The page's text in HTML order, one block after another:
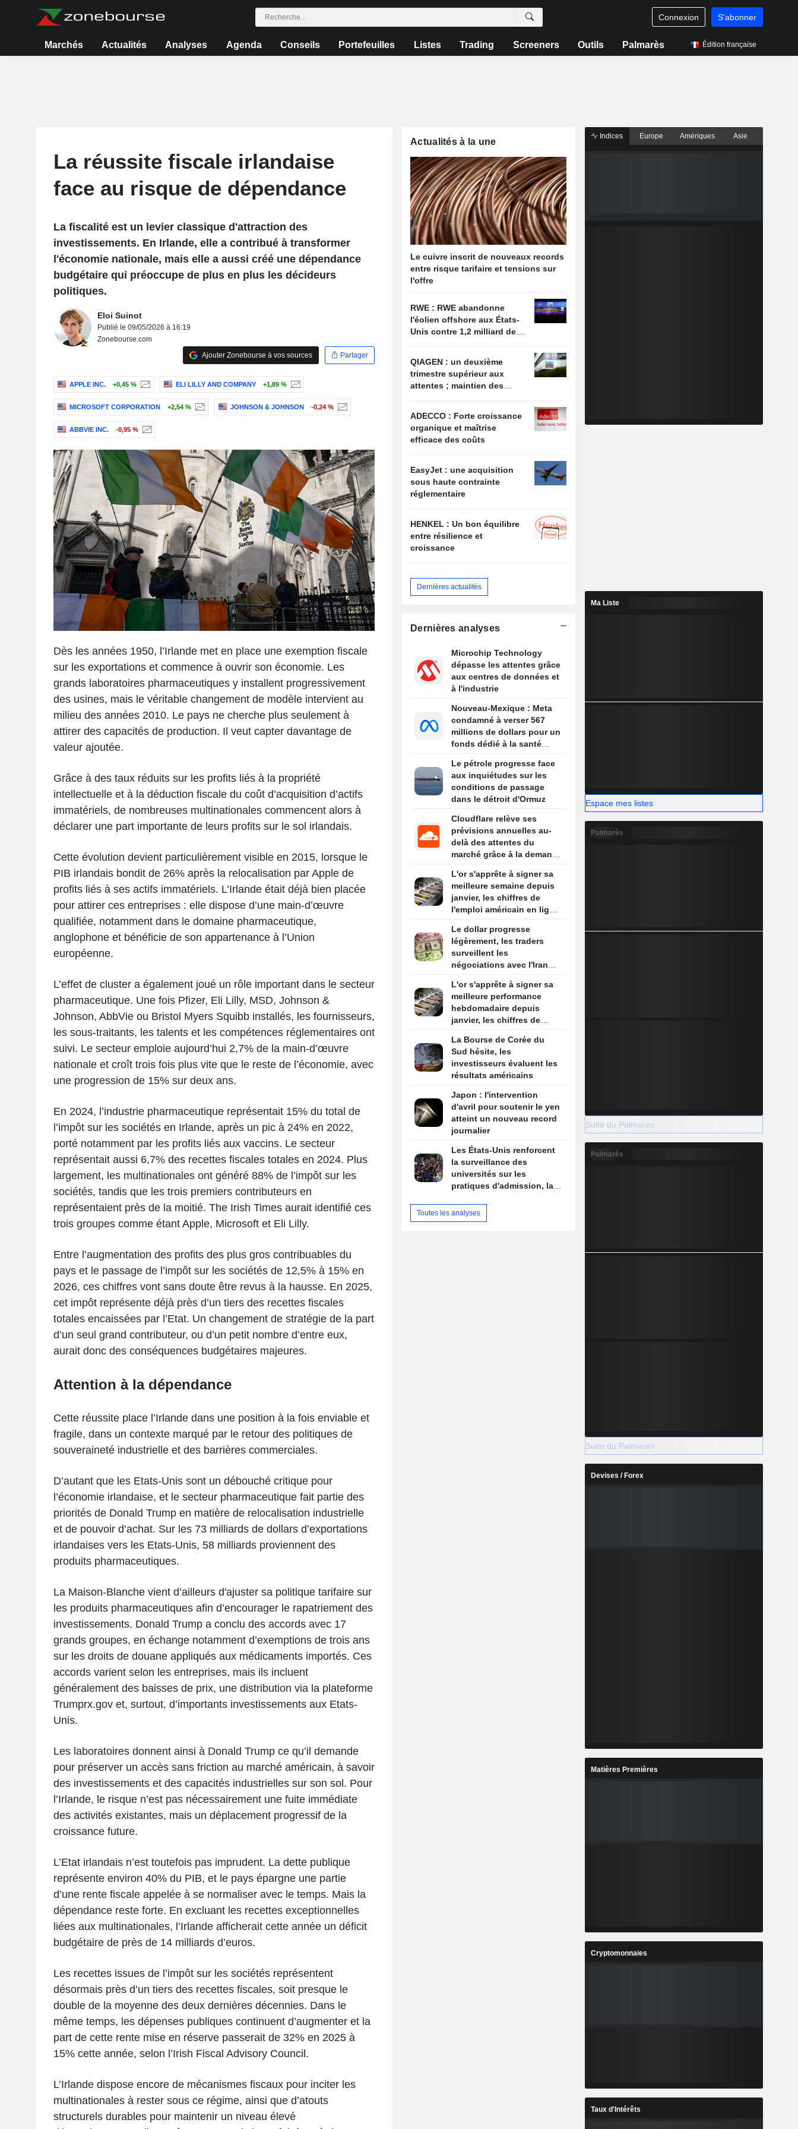
Connexion S'abonner
Marchés Actualités Analyses Agenda Conseils Portefeuilles Listes Trading Screeners Outils Palmarès Édition française
La réussite fiscale irlandaise
face au risque de dépendance
La fiscalité est un levier classique d'attraction des
investissements. En Irlande, elle a contribué à transformer
l'économie nationale, mais elle a aussi créé une dépendance
budgétaire qui préoccupe de plus en plus les décideurs
politiques.
Eloi Suinot
Publié le 09/05/2026 à 16:19
Zonebourse.com
Ajouter Zonebourse à vos sources
Partager
APPLE INC. +0,45 % ELI LILLY AND COMPANY +1,89 %
MICROSOFT CORPORATION +2,54 % JOHNSON & JOHNSON -0,24 %
ABBVIE INC. -0,95 %
Dès les années 1950, l’Irlande met en place une exemption fiscale
sur les exportations et commence à ouvrir son économie. Les
grands laboratoires pharmaceutiques y installent progressivement
des usines, mais le véritable changement de modèle intervient au
milieu des années 2010. Le pays ne cherche plus seulement à
attirer des capacités de production. Il veut capter davantage de
valeur ajoutée.
Grâce à des taux réduits sur les profits liés à la propriété
intellectuelle et à la déduction fiscale du coût d’acquisition d’actifs
immatériels, de nombreuses multinationales commencent alors à
déclarer une part importante de leurs profits sur le sol irlandais.
Cette évolution devient particulièrement visible en 2015, lorsque le
PIB irlandais bondit de 26% après la relocalisation par Apple de
profits liés à ses actifs immatériels. L’Irlande était déjà bien placée
pour attirer ces entreprises : elle dispose d’une main-d’œuvre
qualifiée, notamment dans le domaine pharmaceutique,
anglophone et bénéficie de son appartenance à l’Union
européenne.
L’effet de cluster a également joué un rôle important dans le secteur
pharmaceutique. Une fois Pfizer, Eli Lilly, MSD, Johnson &
Johnson, AbbVie ou Bristol Myers Squibb installés, les fournisseurs,
les sous-traitants, les talents et les compétences réglementaires ont
suivi. Le secteur emploie aujourd’hui 2,7% de la main-d’œuvre
nationale et croît trois fois plus vite que le reste de l’économie, avec
une progression de 15% sur deux ans.
En 2024, l’industrie pharmaceutique représentait 15% du total de
l’impôt sur les sociétés en Irlande, après un pic à 24% en 2022,
porté notamment par les profits liés aux vaccins. Le secteur
représentait aussi 6,7% des recettes fiscales totales en 2024. Plus
largement, les multinationales ont généré 88% de l’impôt sur les
sociétés, tandis que les trois premiers contributeurs en
représentaient près de la moitié. The Irish Times aurait identifié ces
trois groupes comme étant Apple, Microsoft et Eli Lilly.
Entre l’augmentation des profits des plus gros contribuables du
pays et le passage de l’impôt sur les sociétés de 12,5% à 15% en
2026, ces chiffres vont sans doute être revus à la hausse. En 2025,
cet impôt représente déjà près d’un tiers des recettes fiscales
totales encaissées par l’Etat. Un changement de stratégie de la part
d’un seul grand contributeur, ou d’un petit nombre d’entre eux,
aurait donc des conséquences budgétaires majeures.
Attention à la dépendance
Cette réussite place l’Irlande dans une position à la fois enviable et
fragile, dans un contexte marqué par le retour des politiques de
souveraineté industrielle et des barrières commerciales.
D’autant que les Etats-Unis sont un débouché critique pour
l’économie irlandaise, et le secteur pharmaceutique fait partie des
priorités de Donald Trump en matière de relocalisation industrielle
et de pouvoir d’achat. Sur les 73 milliards de dollars d’exportations
irlandaises vers les Etats-Unis, 58 milliards proviennent des
produits pharmaceutiques.
La Maison-Blanche vient d’ailleurs d'ajuster sa politique tarifaire sur
les produits pharmaceutiques afin d’encourager le rapatriement des
investissements. Donald Trump a conclu des accords avec 17
grands groupes, en échange notamment d’exemptions de trois ans
sur les droits de douane appliqués aux médicaments importés. Ces
accords varient selon les entreprises, mais ils incluent
généralement des baisses de prix, une distribution via la plateforme
Trumprx.gov et, surtout, d’importants investissements aux Etats-
Unis.
Les laboratoires donnent ainsi à Donald Trump ce qu’il demande
pour préserver un accès sans friction au marché américain, à savoir
des investissements et des capacités industrielles sur son sol. Pour
l’Irlande, le risque n’est pas nécessairement une fuite immédiate
des activités existantes, mais un déplacement progressif de la
croissance future.
L’Etat irlandais n’est toutefois pas imprudent. La dette publique
représente environ 40% du PIB, et le pays épargne une partie
d’une rente fiscale appelée à se normaliser avec le temps. Mais la
dépendance reste forte. En excluant les recettes exceptionnelles
liées aux multinationales, l’Irlande afficherait cette année un déficit
budgétaire de près de 14 milliards d’euros.
Les recettes issues de l’impôt sur les sociétés représentent
désormais près d’un tiers des recettes fiscales, soit presque le
double de la moyenne des deux dernières décennies. Dans le
même temps, les dépenses publiques continuent d’augmenter et la
part de cette rente mise en réserve passerait de 32% en 2025 à
15% cette année, selon l’Irish Fiscal Advisory Council.
L’Irlande dispose encore de mécanismes fiscaux pour inciter les
multinationales à rester sous ce régime, ainsi que d’atouts
structurels durables pour maintenir un niveau élevé
Actualités à la une
Le cuivre inscrit de nouveaux records
entre risque tarifaire et tensions sur
l'offre
RWE : RWE abandonne
l'éolien offshore aux États-
Unis contre 1,2 milliard de
QIAGEN : un deuxième
trimestre supérieur aux
attentes ; maintien des
ADECCO : Forte croissance
organique et maîtrise
efficace des coûts
EasyJet : une acquisition
sous haute contrainte
réglementaire
HENKEL : Un bon équilibre
entre résilience et
croissance
Dernières actualités
Dernières analyses
Microchip Technology
dépasse les attentes grâce
aux centres de données et
à l'industrie
Nouveau-Mexique : Meta
condamné à verser 567
millions de dollars pour un
fonds dédié à la santé
Le pétrole progresse face
aux inquiétudes sur les
conditions de passage
dans le détroit d'Ormuz
Cloudflare relève ses
prévisions annuelles au-
delà des attentes du
marché grâce à la demande
L'or s'apprête à signer sa
meilleure semaine depuis
janvier, les chiffres de
l'emploi américain en ligne
Le dollar progresse
légèrement, les traders
surveillent les
négociations avec l'Iran
l'emploi américain
L'or s'apprête à signer sa
meilleure performance
hebdomadaire depuis
janvier, les chiffres de
de mire
La Bourse de Corée du
Sud hésite, les
investisseurs évaluent les
résultats américains
Japon : l'intervention
d'avril pour soutenir le yen
atteint un nouveau record
journalier
Les États-Unis renforcent
la surveillance des
universités sur les
pratiques d'admission, la
manifestations pro-
palestiniennes
Toutes les analyses
Indices Europe Amériques Asie
Ma Liste
Espace mes listes
Palmarès
Suite du Palmarès
Palmarès
Suite du Palmarès
Devises / Forex
Matières Premières
Cryptomonnaies
Taux d'Intérêts